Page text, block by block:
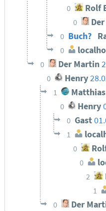
0 Rolf
0
0 Buch?
0
0 Der Martin
0 Henry
1
0 Henry
0 Gast
1
0
0
2
1
0 Der